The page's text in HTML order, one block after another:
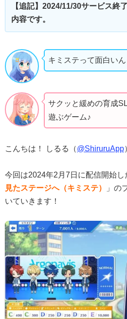
【追記】2024/11/30サービス終
内容です。
キミステって面白いん
サクッと緩めの育成
遊ぶゲーム♪
こんちは！ しるる（@ShiruruApp
今回は2024年2月7日に配信開始し
見たステージへ（キミステ）
」の
いていきます！